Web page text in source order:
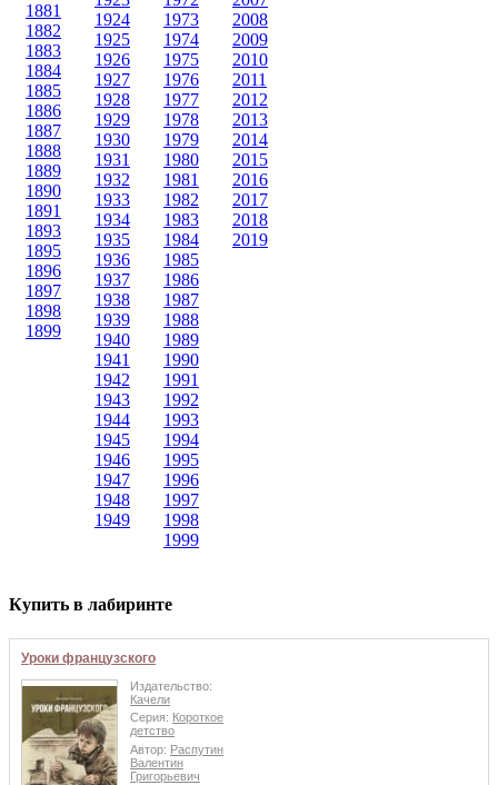
1881
1882
1883
1884
1885
1886
1887
1888
1889
1890
1891
1893
1895
1896
1897
1898
1899
1924
1925
1926
1927
1928
1929
1930
1931
1932
1933
1934
1935
1936
1937
1938
1939
1940
1941
1942
1943
1944
1945
1946
1947
1948
1949
1973
1974
1975
1976
1977
1978
1979
1980
1981
1982
1983
1984
1985
1986
1987
1988
1989
1990
1991
1992
1993
1994
1995
1996
1997
1998
1999
2008
2009
2010
2011
2012
2013
2014
2015
2016
2017
2018
2019
Купить в лабиринте
Уроки французского
Издательство:
Качели
Серия: Короткое
детство
Автор: Распутин
Валентин
Григорьевич